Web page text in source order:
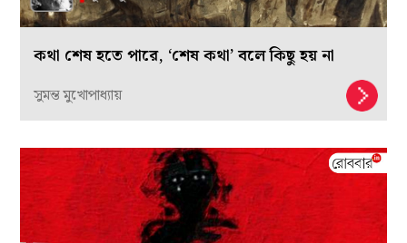
কথা শেষ হতে পারে, ‘শেষ কথা’ বলে কিছু হয় না
সুমন্ত মুখোপাধ্যায়